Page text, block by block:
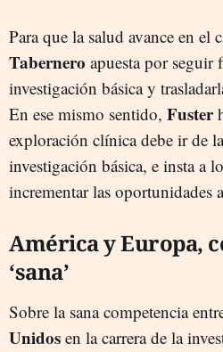
Para que la salud avance en el
Tabernero apuesta por seguir
investigación básica y
En ese mismo sentido, Fuster
exploración clínica debe ir de
investigación básica, e insta a
incrementar las oportunidades
América y Europa,
‘sana’
Sobre la sana competencia
Unidos en la carrera de la